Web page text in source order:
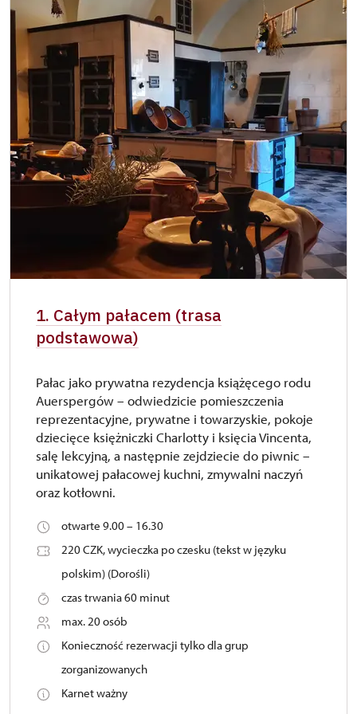
Osoba zatrudniona w NPÚ (+ 3 czlonkowie
rodziny)
zadarmo
Posiadacz karty „Naš člověk”*
zadarmo
Ważny dla jednej osoby - posiadacza karty
lub kodu QR
1. Całym pałacem (trasa
podstawowa)
Pałac jako prywatna rezydencja książęcego rodu
Auerspergów – odwiedzicie pomieszczenia
reprezentacyjne, prywatne i towarzyskie, pokoje
dziecięce księżniczki Charlotty i księcia Vincenta,
salę lekcyjną, a następnie zejdziecie do piwnic –
unikatowej pałacowej kuchni, zmywalni naczyń
oraz kotłowni.
otwarte 9.00 – 16.30
220 CZK, wycieczka po czesku (tekst w języku
polskim) (Dorośli)
czas trwania 60 minut
max. 20 osób
Konieczność rezerwacji tylko dla grup
zorganizowanych
Karnet ważny